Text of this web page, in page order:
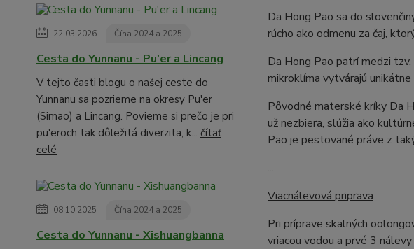
22.03.2026 Čína 2024 a 2025
Cesta do Yunnanu - Pu'er a Lincang
V tejto časti blogu o našej ceste do
Yunnanu sa pozrieme na okresy Pu'er
(Simao) a Lincang. Povieme si prečo je pri
pu'eroch tak dôležitá diverzita, k... čítať
celé
08.10.2025 Čína 2024 a 2025
Cesta do Yunnanu - Xishuangbanna
Da Hong Pao sa do
rúcho ako odmenu za čaj,
Da Hong Pao patrí medzi
mikroklíma vytvárajú
Pôvodné materské kríky Da
už nezbiera, slúžia ako
Pao je pestované práve z
...
Viacnálevová priprava
Pri príprave skalných
vriacou vodou a prvé 3